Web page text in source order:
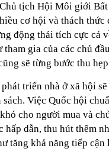
tịch Hội Môi giới
cơ hội và thách
động thái tích cực cả
tham gia của các chủ
sẽ từng bước thu
triển nhà ở xã hội
Việc Quốc hội
cho người mua và
hấp dẫn, thu hút thêm
tăng khả năng tiếp